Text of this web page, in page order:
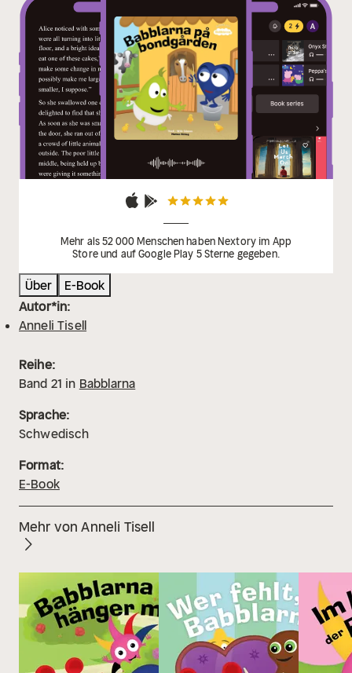
Mehr als 52 000 Menschen haben Nextory im App
Store und auf Google Play 5 Sterne gegeben.
Über
E-Book
Autor*in:
Anneli Tisell
Reihe:
Band 21 in Babblarna
Sprache:
Schwedisch
Format:
E-Book
Mehr von Anneli Tisell